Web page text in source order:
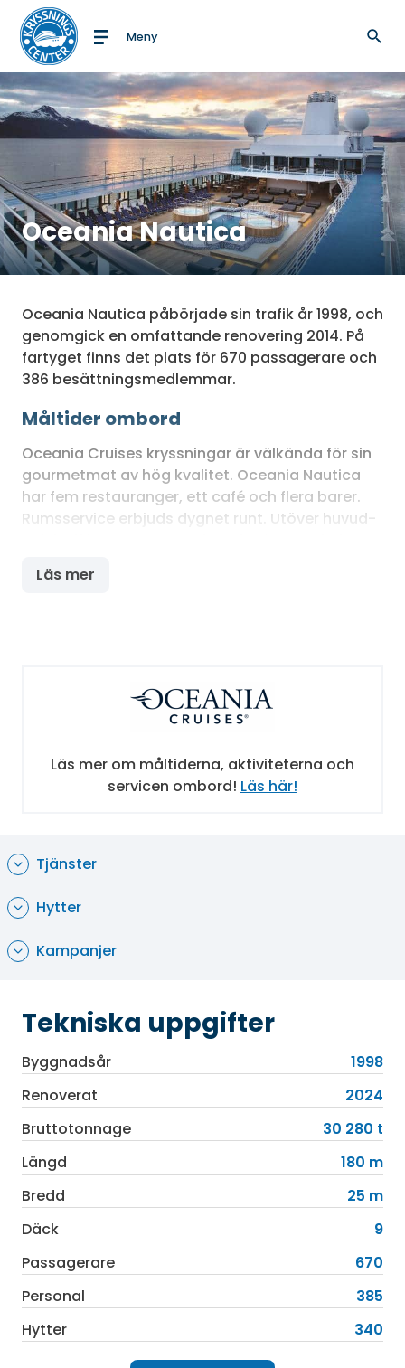
Till startsidan
Meny
Oceania Nautica
Oceania Nautica påbörjade sin trafik år 1998, och
genomgick en omfattande renovering 2014. På
fartyget finns det plats för 670 passagerare och
386 besättningsmedlemmar.
Måltider ombord
Oceania Cruises kryssningar är välkända för sin
gourmetmat av hög kvalitet. Oceania Nautica
har fem restauranger, ett café och flera barer.
Rumsservice erbjuds dygnet runt. Utöver huvud-
av fartygets specialrestauranger: italienska
Nöjen, wellness och sport
sent på kvällen på restaurang Horizon eller
tillbringa en avkopplande kväll till tonerna av
pianomusik. Ombord finns butiker, flera barer,
Dagens höjdpunkt är traditionellt engelskt
spenderas på ett trivsamt sätt även vid poolen
eller på spat. På fartyget finns också ett
Läs mer
Läs mer om måltiderna, aktiviteterna och
servicen ombord! Läs här!
Tjänster
Hytter
Kampanjer
Tekniska uppgifter
Byggnadsår
1998
Renoverat
2024
Bruttotonnage
30 280 t
Längd
180 m
Bredd
25 m
Däck
9
Passagerare
670
Personal
385
Hytter
340